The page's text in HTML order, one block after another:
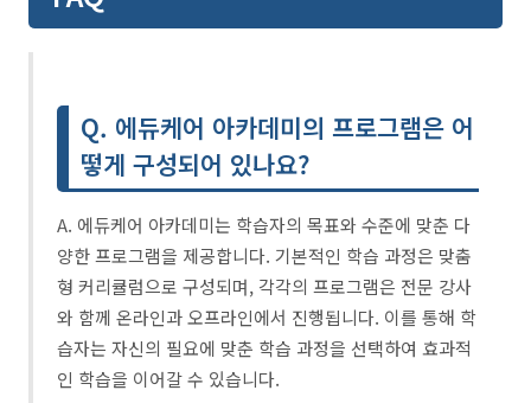
Q. 에듀케어 아카데미의 프로그램은 어
떻게 구성되어 있나요?
A. 에듀케어 아카데미는 학습자의 목표와 수준에 맞춘 다
양한 프로그램을 제공합니다. 기본적인 학습 과정은 맞춤
형 커리큘럼으로 구성되며, 각각의 프로그램은 전문 강사
와 함께 온라인과 오프라인에서 진행됩니다. 이를 통해 학
습자는 자신의 필요에 맞춘 학습 과정을 선택하여 효과적
인 학습을 이어갈 수 있습니다.